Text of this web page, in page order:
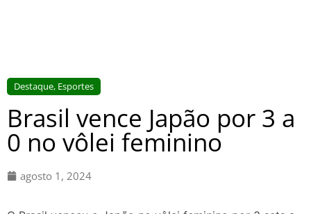
Destaque, Esportes
Brasil vence Japão por 3 a
0 no vôlei feminino
agosto 1, 2024